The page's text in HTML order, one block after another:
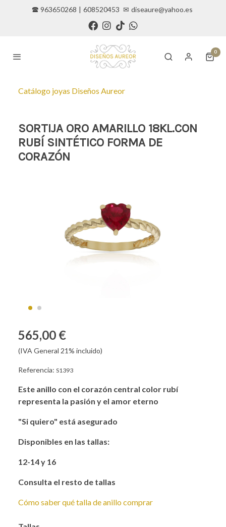
🕿 963650268 | 608520453 ✉ diseaure@yahoo.es
0
Catálogo joyas Diseños Aureor
SORTIJA ORO AMARILLO 18KL.CON
RUBÍ SINTÉTICO FORMA DE
CORAZÓN
565,00 €
(IVA General 21% incluido)
Referencia: S1393
Este anillo con el corazón central color rubí
representa la pasión y el amor eterno
"Si quiero" está asegurado
Disponibles en las tallas:
12-14 y 16
Consulta el resto de tallas
Cómo saber qué talla de anillo comprar